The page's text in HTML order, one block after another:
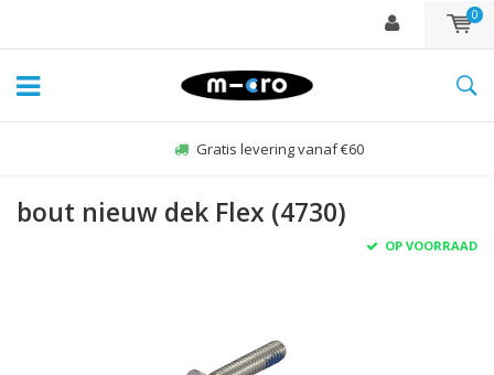
0
Gratis levering vanaf €60
bout nieuw dek Flex (4730)
OP VOORRAAD